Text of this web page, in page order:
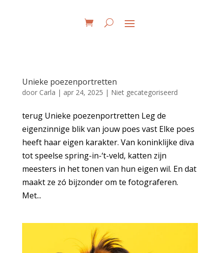
Unieke poezenportretten
door Carla | apr 24, 2025 | Niet gecategoriseerd
terug Unieke poezenportretten Leg de
eigenzinnige blik van jouw poes vast Elke poes
heeft haar eigen karakter. Van koninklijke diva
tot speelse spring-in-‘t-veld, katten zijn
meesters in het tonen van hun eigen wil. En dat
maakt ze zó bijzonder om te fotograferen.
Met...